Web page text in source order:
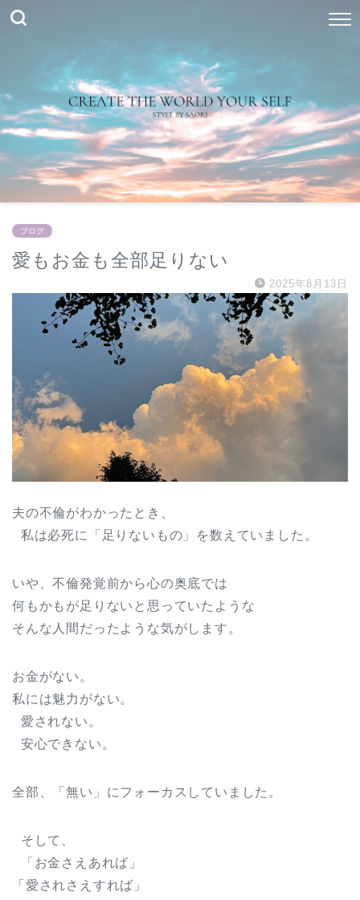
ブログ
愛もお金も全部足りない
2025年8月13日
夫の不倫がわかったとき、
私は必死に「足りないもの」を数えていました。
いや、不倫発覚前から心の奥底では
何もかもが足りないと思っていたような
そんな人間だったような気がします。
お金がない。
私には魅力がない。
愛されない。
安心できない。
全部、「無い」にフォーカスしていました。
そして、
「お金さえあれば」
「愛されさえすれば」